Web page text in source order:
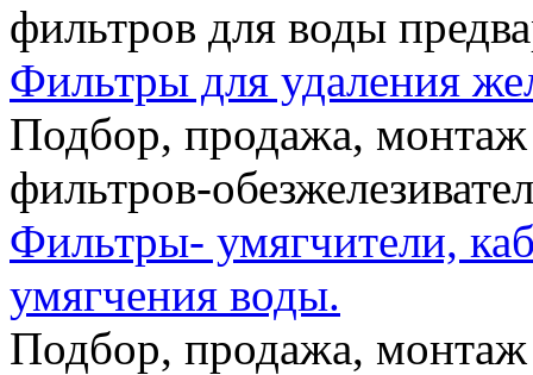
фильтров для воды
Фильтры для удаления
Подбор, продажа, монтаж
фильтров-
Фильтры- умягчители,
умягчения воды.
Подбор, продажа, монтаж